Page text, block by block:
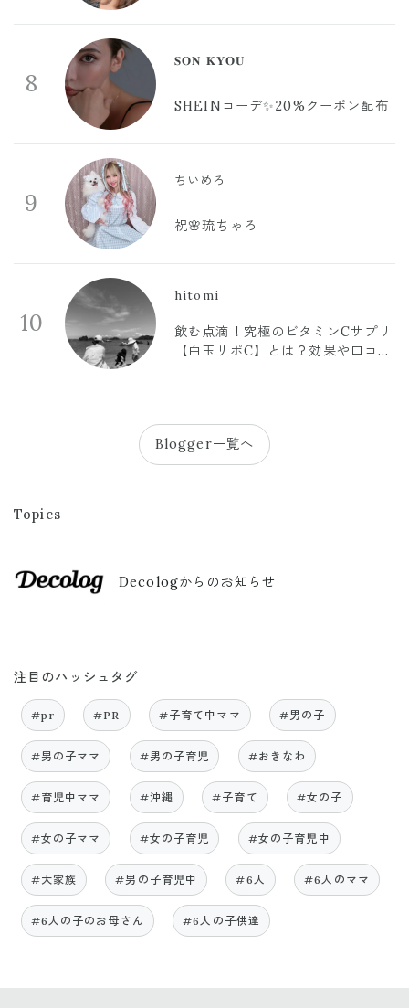
8
𝐒𝐎𝐍 𝐊𝐘𝐎𝐔
SHEINコーデ✨20%クーポン配布
9
ちいめろ
祝🌸琉ちゃろ
10
hitomi
飲む点滴！究極のビタミンCサプリ
【白玉リポC】とは？効果や口コミ
Blogger一覧へ
Topics
Decologからのお知らせ
注目のハッシュタグ
#pr #PR #子育て中ママ #男の子
#男の子ママ #男の子育児 #おきなわ
#育児中ママ #沖縄 #子育て #女の子
#女の子ママ #女の子育児 #女の子育児中
#大家族 #男の子育児中 #6人 #6人のママ
#6人の子のお母さん #6人の子供達